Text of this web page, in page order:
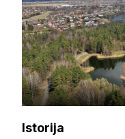
Istorija